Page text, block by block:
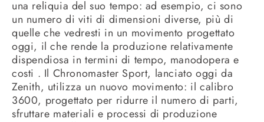
una reliquia del suo tempo: ad esempio, ci sono
un numero di viti di dimensioni diverse, più di
quelle che vedresti in un movimento progettato
oggi, il che rende la produzione relativamente
dispendiosa in termini di tempo, manodopera e
costi . Il Chronomaster Sport, lanciato oggi da
Zenith, utilizza un nuovo movimento: il calibro
3600, progettato per ridurre il numero di parti,
sfruttare materiali e processi di produzione